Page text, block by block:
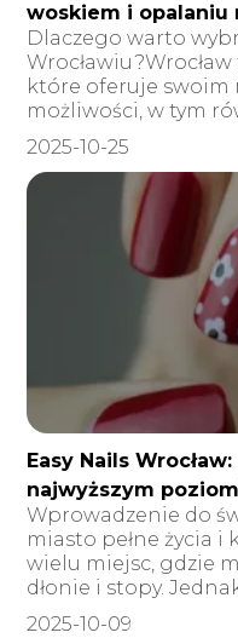
woskiem i opalaniu
Dlaczego warto
które oferuje swoim
możliwości, w tym
2025-10-25
Easy Nails
najwyższym
Wprowadzenie do
miasto pełne życia i
wielu miejsc, gdzie
dłonie i stopy.
2025-10-09